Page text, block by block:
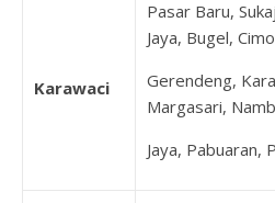
Karawaci
Pasar Baru,
Jaya, Bugel,
Gerendeng,
Margasari,
Jaya, Pabuaran,